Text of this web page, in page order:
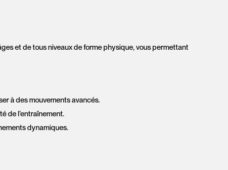
et de tous niveaux de forme physique, vous permettant
à des mouvements avancés.
de l’entraînement.
dynamiques.